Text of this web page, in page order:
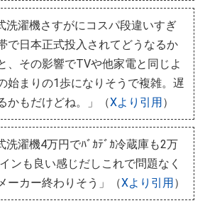
洗濯機さすがにコスパ段違いすぎ
で日本正式投入されてどうなるか
、その影響でTVや他家電と同じよ
始まりの1歩になりそうで複雑。遅
かもだけどね。」（Xより引用）
洗濯機4万円でﾊﾞｶﾃﾞｶ冷蔵庫も2万
ンも良い感じだしこれで問題なく
ーカー終わりそう」（Xより引用）